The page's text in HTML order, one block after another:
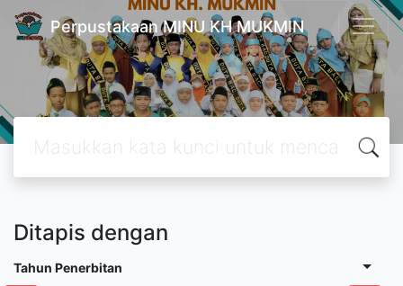
Perpustakaan MINU KH MUKMIN
Ditapis dengan
Tahun Penerbitan